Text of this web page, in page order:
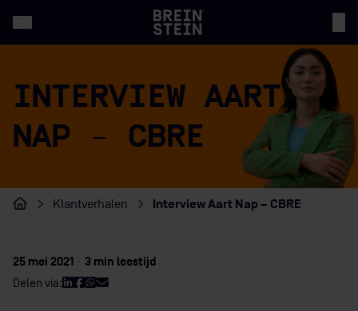
INTERVIEW AART
NAP – CBRE
Home
Klantverhalen Interview Aart Nap – CBRE
25 mei 2021 · 3 min leestijd
Delen via: